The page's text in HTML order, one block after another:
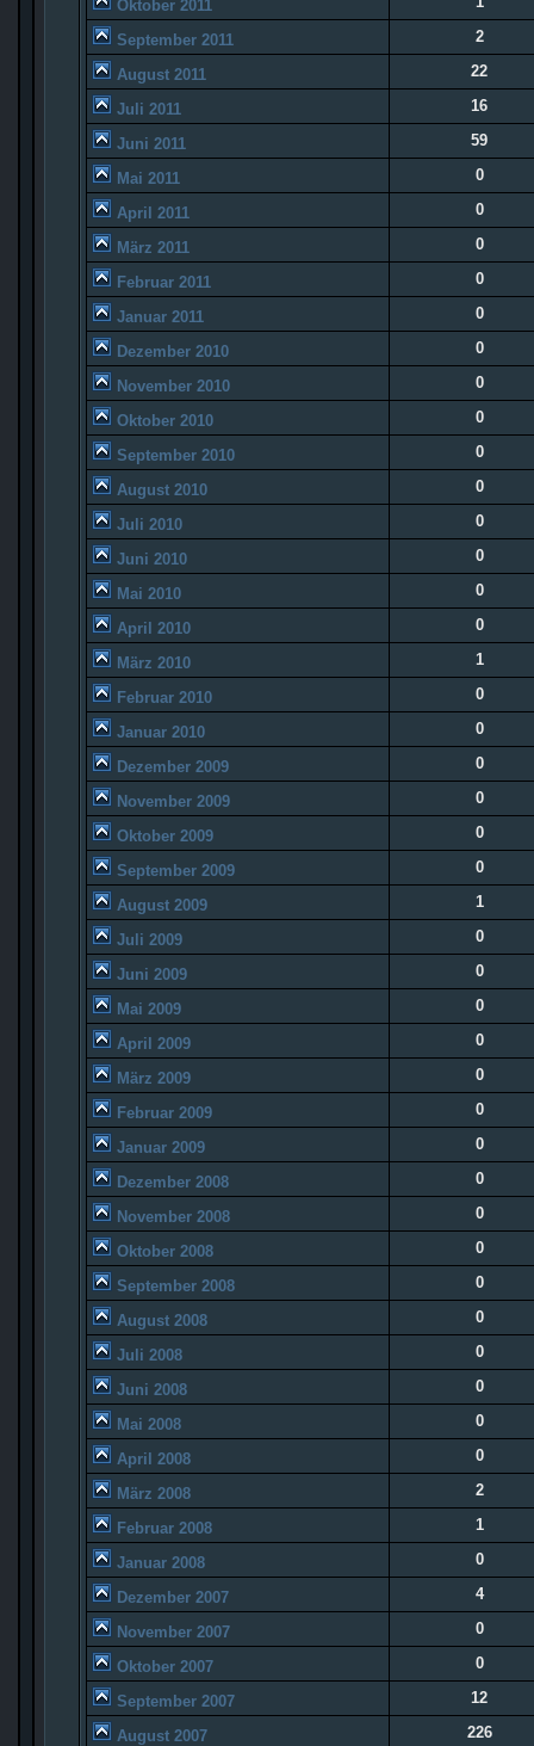
Oktober 2011
September 2011 2
August 2011 22
Juli 2011 16
Juni 2011 59
Mai 2011 0
April 2011 0
März 2011 0
Februar 2011 0
Januar 2011 0
Dezember 2010 0
November 2010 0
Oktober 2010 0
September 2010 0
August 2010 0
Juli 2010 0
Juni 2010 0
Mai 2010 0
April 2010 0
März 2010 1
Februar 2010 0
Januar 2010 0
Dezember 2009 0
November 2009 0
Oktober 2009 0
September 2009 0
August 2009 1
Juli 2009 0
Juni 2009 0
Mai 2009 0
April 2009 0
März 2009 0
Februar 2009 0
Januar 2009 0
Dezember 2008 0
November 2008 0
Oktober 2008 0
September 2008 0
August 2008 0
Juli 2008 0
Juni 2008 0
Mai 2008 0
April 2008 0
März 2008 2
Februar 2008 1
Januar 2008 0
Dezember 2007 4
November 2007 0
Oktober 2007 0
September 2007 12
August 2007 226